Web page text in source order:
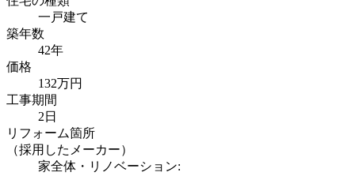
一戸建て
築年数
42年
価格
132万円
工事期間
2日
リフォーム箇所
（採用したメーカー）
家全体・リノベーション: